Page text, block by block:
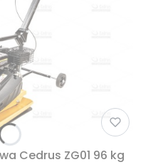
Zagęszczarka spalinowa Cedrus ZG01 96 kg